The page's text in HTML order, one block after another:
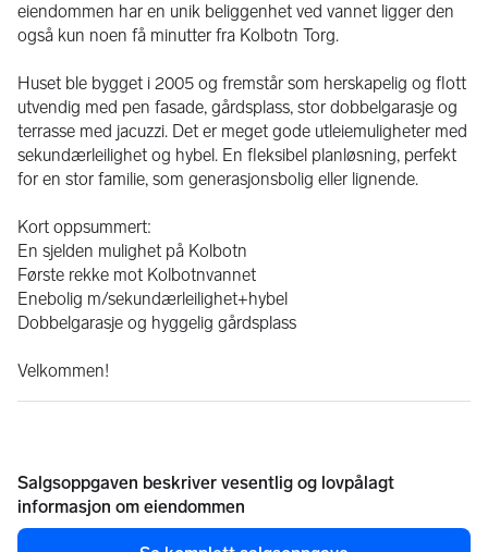
eiendommen har en unik beliggenhet ved vannet ligger den
også kun noen få minutter fra Kolbotn Torg.
Huset ble bygget i 2005 og fremstår som herskapelig og flott
utvendig med pen fasade, gårdsplass, stor dobbelgarasje og
terrasse med jacuzzi. Det er meget gode utleiemuligheter med
sekundærleilighet og hybel. En fleksibel planløsning, perfekt
for en stor familie, som generasjonsbolig eller lignende.
Kort oppsummert:
En sjelden mulighet på Kolbotn
Første rekke mot Kolbotnvannet
Enebolig m/sekundærleilighet+hybel
Dobbelgarasje og hyggelig gårdsplass
Velkommen!
Salgsoppgaven beskriver vesentlig og lovpålagt
informasjon om eiendommen